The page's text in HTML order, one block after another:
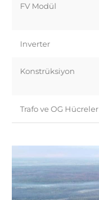
FV Modül
Inverter
Konstrüksiyon
Trafo ve OG Hücreler